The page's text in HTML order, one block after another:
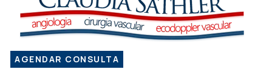
AGENDAR CONSULTA